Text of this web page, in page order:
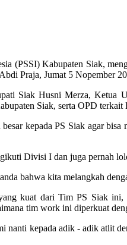
(PSSI) Kabupaten Siak,
Praja, Jumat 5 Nopember
Siak Husni Merza, Ketua
Siak, serta OPD terkait
kepada PS Siak agar
Divisi I dan juga pernah
bahwa kita melangkah
kuat dari Tim PS Siak
tim work ini diperkuat
kepada adik - adik atlit